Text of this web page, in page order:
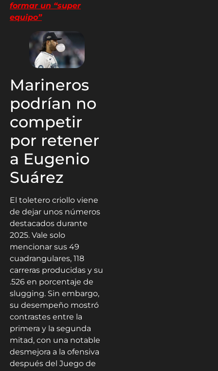
formar un “super
equipo”
Marineros
podrían no
competir
por retener
a Eugenio
Suárez
El toletero criollo viene
de dejar unos números
destacados durante
2025. Vale solo
mencionar sus 49
cuadrangulares, 118
carreras producidas y su
.526 en porcentaje de
slugging. Sin embargo,
su desempeño mostró
contrastes entre la
primera y la segunda
mitad, con una notable
desmejora a la ofensiva
después del Juego de